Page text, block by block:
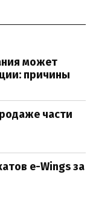
может
причины
части
e-Wings за